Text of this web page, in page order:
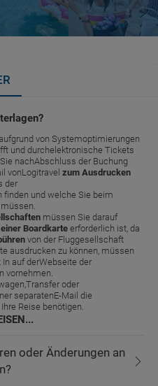
von Systemoptimierungen
und durchelektronische Tickets
nachAbschluss der Buchung
vonLogitravel zum Ausdrucken
der
und welche Sie beim
müssen Sie darauf
Boardkarte erforderlich ist, da
von der Fluggesellschaft
ausdrucken zu können, müssen
auf derWebseite der
vornehmen.
oder
separatenE-Mail die
Reise benötigen.
oder Änderungen an